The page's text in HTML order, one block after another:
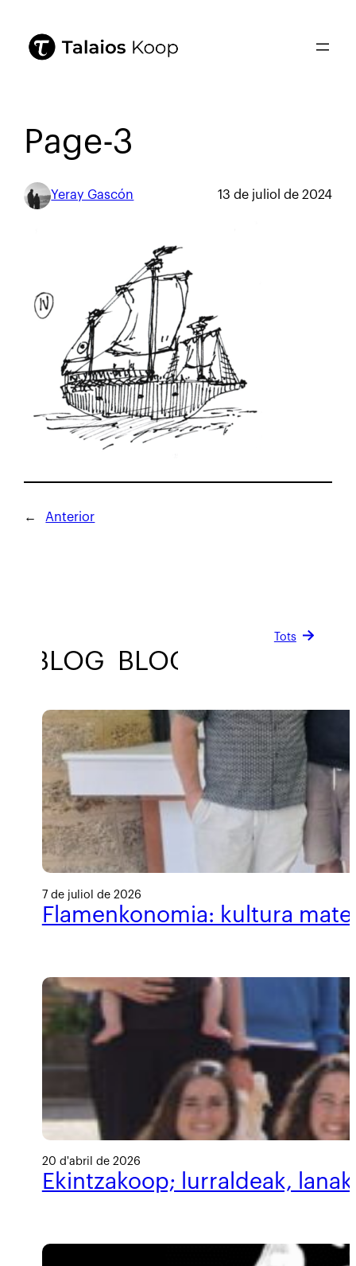
Page-3
Yeray Gascón 13 de juliol de 2024
← Anterior
BLOG BLOG
Tots
7 de juliol de 2026
Flamenkonomia: kultura
20 d'abril de 2026
Ekintzakoop; lurraldeak,